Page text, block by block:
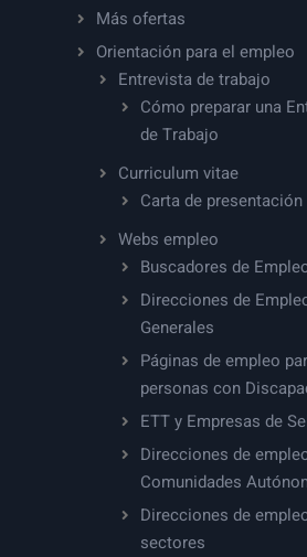
Más ofertas
Orientación para el empleo
Entrevista de trabajo
Cómo preparar una
de Trabajo
Curriculum vitae
Carta de presentación
Webs empleo
Buscadores de
Direcciones de
Generales
Páginas de empleo
personas con
ETT y Empresas de
Direcciones de
Comunidades
Direcciones de
sectores